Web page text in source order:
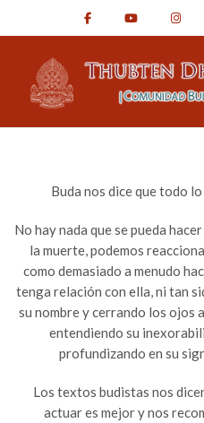
Buda nos dice que todo
No hay nada que se pueda
la muerte, podemos
como demasiado a menudo
tenga relación con ella, ni tan
su nombre y cerrando los ojos
entendiendo su
profundizando en su
Los textos budistas nos
actuar es mejor y nos